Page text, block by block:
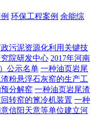
环保工程案例 余能综
污泥资源化利用关键技
院研发中心 2017年河南
公示名单 一种油页岩尾
粉悬浮石灰窑的生产工
分解窑 一种油页岩尾渣
转窑的篦冷机装置 一种
信阳天意等单位建立河